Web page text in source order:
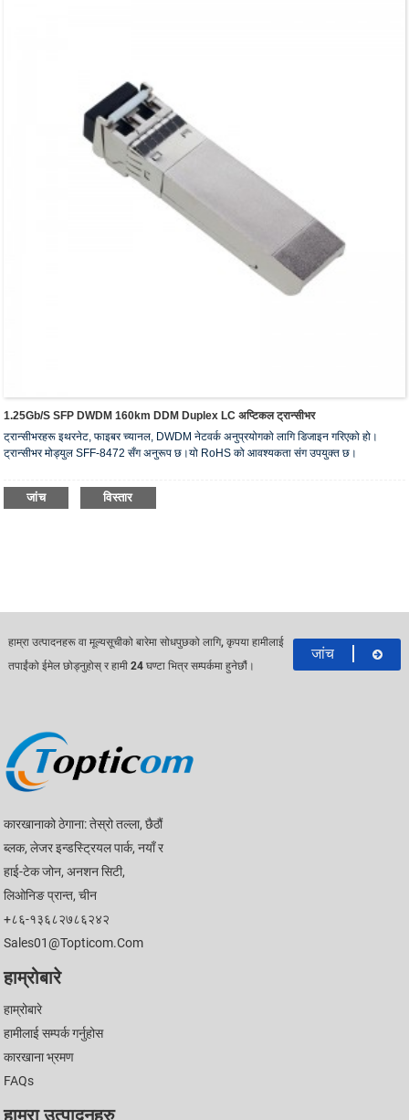
1.25Gb/s SFP DWDM 160km DDM Duplex LC अप्टिकल ट्रान्सीभर
ट्रान्सीभरहरू इथरनेट, फाइबर च्यानल, DWDM नेटवर्क अनुप्रयोगको लागि डिजाइन गरिएको हो।
ट्रान्सीभर मोड्युल SFF-8472 सँग अनुरूप छ।यो RoHS को आवश्यकता संग उपयुक्त छ।
जांच विस्तार
हाम्रा उत्पादनहरू वा मूल्यसूचीको बारेमा सोधपुछको लागि, कृपया हामीलाई
तपाईंको ईमेल छोड्नुहोस् र हामी 24 घण्टा भित्र सम्पर्कमा हुनेछौं।
जांच
कारखानाको ठेगाना: तेस्रो तल्ला, छैठौं
ब्लक, लेजर इन्डस्ट्रियल पार्क, नयाँ र
हाई-टेक जोन, अनशन सिटी,
लिओनिङ प्रान्त, चीन
+८६-१३६८२७८६२४२
Sales01@topticom.com
हाम्रोबारे
हाम्रोबारे
हामीलाई सम्पर्क गर्नुहोस
कारखाना भ्रमण
FAQs
हाम्रा उत्पादनहरु